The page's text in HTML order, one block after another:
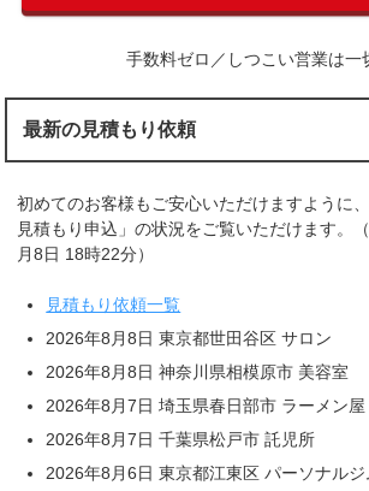
手数料ゼロ／しつこい営業は一
最新の見積もり依頼
初めてのお客様もご安心いただけますように
見積もり申込」の状況をご覧いただけます。
月8日 18時22分）
見積もり依頼一覧
2026年8月8日 東京都世田谷区 サロン
2026年8月8日 神奈川県相模原市 美容室
2026年8月7日 埼玉県春日部市 ラーメン屋
2026年8月7日 千葉県松戸市 託児所
2026年8月6日 東京都江東区 パーソナルジ